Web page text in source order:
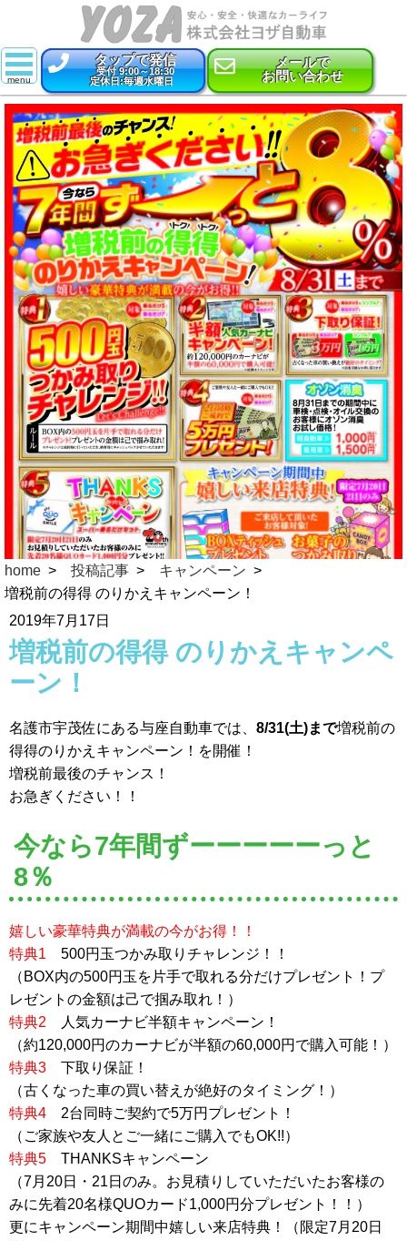
タップで発信
受付 9:00～18:30
定休日:毎週水曜日
メールで
お問い合わせ
スーパー乗るだけセット
新車
特選中古車
車検
点検・整備
鈑金・塗装
コーティング
保険
home 投稿記事
キャンペーン
増税前の得得 のりかえキャンペーン！
2019年7月17日
増税前の得得 のりかえキャンペ
ーン！
名護市宇茂佐にある与座自動車では、 8/31(土)まで増税前の
得得のりかえキャンペーン！を開催！
増税前最後のチャンス！
お急ぎください！！
今なら7年間ずーーーーーっと
8％
嬉しい豪華特典が満載の今がお得！！
特典1 500円玉つかみ取りチャレンジ！！
（BOX内の500円玉を片手で取れる分だけプレゼント！プ
レゼントの金額は己で掴み取れ！）
特典2 人気カーナビ半額キャンペーン！
（約120,000円のカーナビが半額の60,000円で購入可能！）
特典3 下取り保証！
（古くなった車の買い替えが絶好のタイミング！）
特典4 2台同時ご契約で5万円プレゼント！
（ご家族や友人とご一緒にご購入でもOK!!）
特典5 THANKSキャンペーン
（7月20日・21日のみ。お見積りしていただいたお客様の
みに先着20名様QUOカード1,000円分プレゼント！！）
更にキャンペーン期間中嬉しい来店特典！（限定7月20日